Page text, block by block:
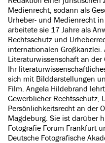
Medienrecht, sodann als
Urheber- und Medienrecht
arbeitete sie 17 Jahre als
Rechtsschutz und
internationalen
Literaturwissenschaft an der
Ihr
sich mit Bilddarstellungen
Film. Angela Hildebrand
Gewerblicher Rechtsschutz,
Persönlichkeitsrecht an der
Magdeburg. Sie ist darüber
Fotografie Forum Frankfurt
Deutsche Fotografische